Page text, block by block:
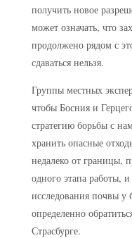
получить новое
может означать, что
продолжено рядом с
сдаваться нельзя.
Группы местных
чтобы Босния и
стратегию борьбы с
хранить опасные
недалеко от границы,
одного этапа работы,
исследования почвы у
определенно
Страсбурге.